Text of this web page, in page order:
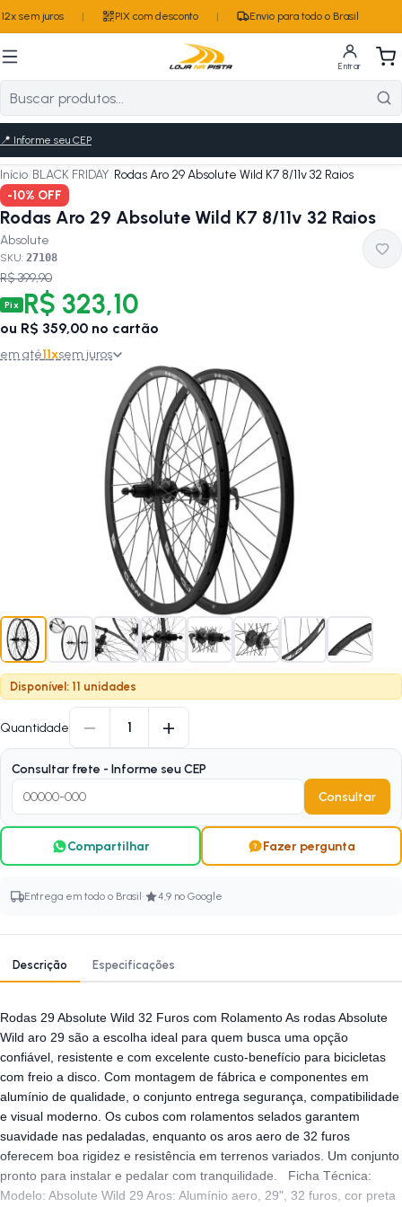
sem juros PIX com desconto Envio para todo o Brasil
Entrar
📍 Informe seu CEP
Início/BLACK FRIDAY/Rodas Aro 29 Absolute Wild K7 8/11v 32 Raios
-10% OFF
Rodas Aro 29 Absolute Wild K7 8/11v 32 Raios
Absolute
SKU: 27108
R$ 399,90
Pix R$ 323,10
ou R$ 359,00 no cartão
em até11xsem juros
Disponível: 11 unidades
Quantidade − 1 +
Consultar frete - Informe seu CEP
Consultar
Compartilhar Fazer pergunta
Entrega em todo o Brasil · 4,9 no Google
Descrição Especificações
Rodas 29 Absolute Wild 32 Furos com Rolamento As rodas Absolute
Wild aro 29 são a escolha ideal para quem busca uma opção
confiável, resistente e com excelente custo-benefício para bicicletas
com freio a disco. Com montagem de fábrica e componentes em
alumínio de qualidade, o conjunto entrega segurança, compatibilidade
e visual moderno. Os cubos com rolamentos selados garantem
suavidade nas pedaladas, enquanto os aros aero de 32 furos
oferecem boa rigidez e resistência em terrenos variados. Um conjunto
pronto para instalar e pedalar com tranquilidade. Ficha Técnica:
Modelo: Absolute Wild 29 Aros: Alumínio aero, 29", 32 furos, cor preta